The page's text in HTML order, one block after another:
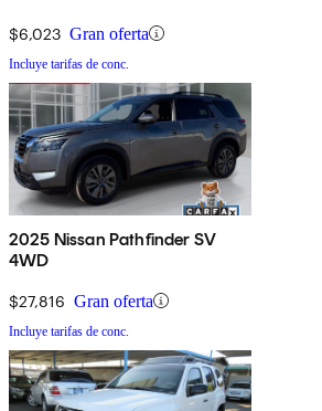
$6,023 Gran oferta
Incluye tarifas de conc.
2025 Nissan Pathfinder SV
4WD
$27,816 Gran oferta
Incluye tarifas de conc.